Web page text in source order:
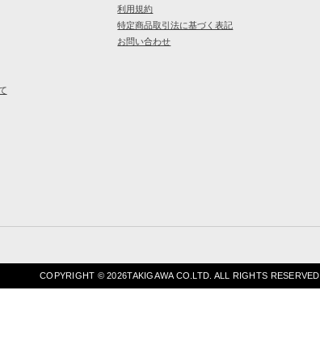
利用規約
特定商品取引法に基づく表記
お問い合わせ
COPYRIGHT ©2026TAKIGAWA CO.LTD. ALL RIGHTS RESERVED.